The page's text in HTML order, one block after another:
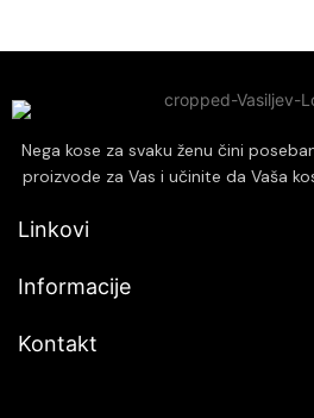
Nega kose za svaku ženu čini
proizvode za Vas i učinite da Vaša
Linkovi
Informacije
Kontakt